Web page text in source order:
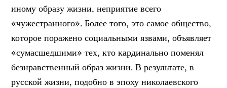
иному образу жизни, неприятие всего
«чужестранного». Более того, это самое общество,
которое поражено социальными язвами, объявляет
«сумасшедшими» тех, кто кардинально поменял
безнравственный образ жизни. В результате, в
русской жизни, подобно в эпоху николаевского